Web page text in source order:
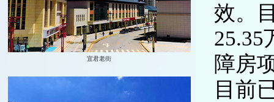
效。
25.35
障房
目前